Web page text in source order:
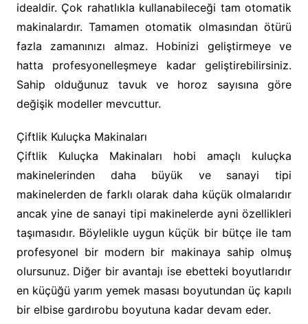
idealdir. Çok rahatlıkla kullanabileceği tam otomatik
makinalardır. Tamamen otomatik olmasından ötürü
fazla zamanınızı almaz. Hobinizi geliştirmeye ve
hatta profesyonelleşmeye kadar geliştirebilirsiniz.
Sahip olduğunuz tavuk ve horoz sayısına göre
değişik modeller mevcuttur.
Çiftlik Kuluçka Makinaları
Çiftlik Kuluçka Makinaları hobi amaçlı kuluçka
makinelerinden daha büyük ve sanayi tipi
makinelerden de farklı olarak daha küçük olmalarıdır
ancak yine de sanayi tipi makinelerde ayni özellikleri
taşımasıdır. Böylelikle uygun küçük bir bütçe ile tam
profesyonel bir modern bir makinaya sahip olmuş
olursunuz. Diğer bir avantajı ise ebetteki boyutlarıdır
en küçüğü yarım yemek masası boyutundan üç kapılı
bir elbise gardırobu boyutuna kadar devam eder.